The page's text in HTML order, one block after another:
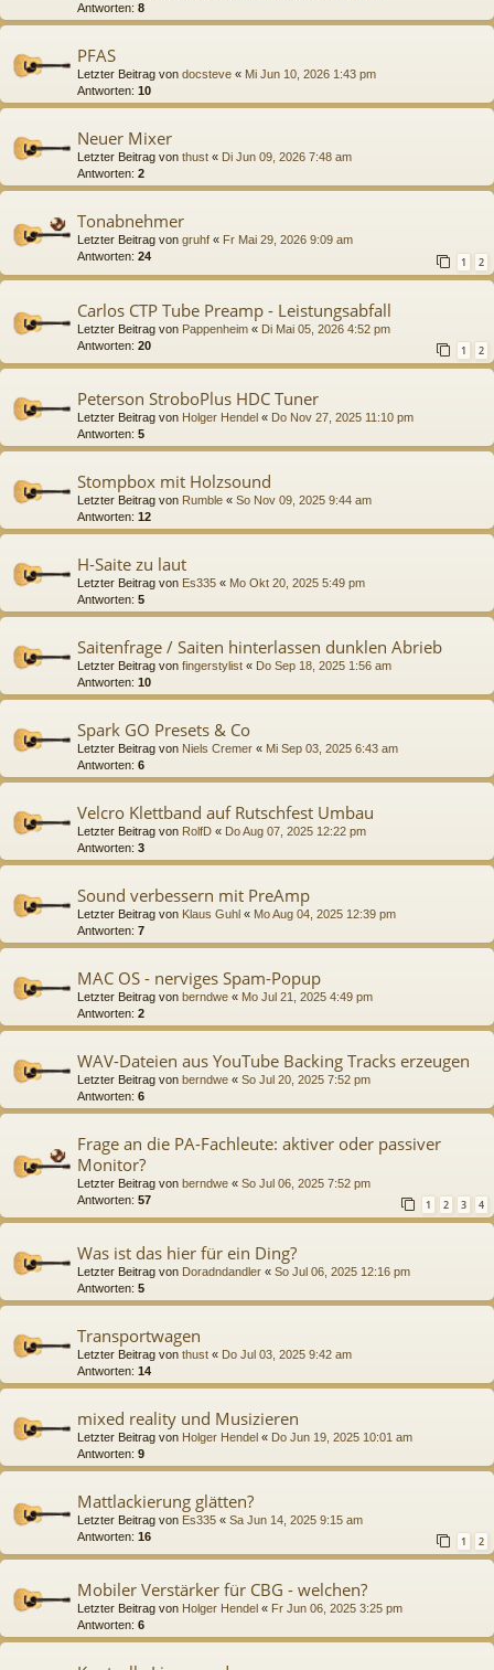
Antworten: 8
PFAS
Letzter Beitrag von docsteve « Mi Jun 10, 2026 1:43 pm
Antworten: 10
Neuer Mixer
Letzter Beitrag von thust « Di Jun 09, 2026 7:48 am
Antworten: 2
Tonabnehmer
Letzter Beitrag von gruhf « Fr Mai 29, 2026 9:09 am
Antworten: 24 1 2
Carlos CTP Tube Preamp - Leistungsabfall
Letzter Beitrag von Pappenheim « Di Mai 05, 2026 4:52 pm
Antworten: 20 1 2
Peterson StroboPlus HDC Tuner
Letzter Beitrag von Holger Hendel « Do Nov 27, 2025 11:10 pm
Antworten: 5
Stompbox mit Holzsound
Letzter Beitrag von Rumble « So Nov 09, 2025 9:44 am
Antworten: 12
H-Saite zu laut
Letzter Beitrag von Es335 « Mo Okt 20, 2025 5:49 pm
Antworten: 5
Saitenfrage / Saiten hinterlassen dunklen Abrieb
Letzter Beitrag von fingerstylist « Do Sep 18, 2025 1:56 am
Antworten: 10
Spark GO Presets & Co
Letzter Beitrag von Niels Cremer « Mi Sep 03, 2025 6:43 am
Antworten: 6
Velcro Klettband auf Rutschfest Umbau
Letzter Beitrag von RolfD « Do Aug 07, 2025 12:22 pm
Antworten: 3
Sound verbessern mit PreAmp
Letzter Beitrag von Klaus Guhl « Mo Aug 04, 2025 12:39 pm
Antworten: 7
MAC OS - nerviges Spam-Popup
Letzter Beitrag von berndwe « Mo Jul 21, 2025 4:49 pm
Antworten: 2
WAV-Dateien aus YouTube Backing Tracks erzeugen
Letzter Beitrag von berndwe « So Jul 20, 2025 7:52 pm
Antworten: 6
Frage an die PA-Fachleute: aktiver oder passiver
Monitor?
Letzter Beitrag von berndwe « So Jul 06, 2025 7:52 pm
Antworten: 57 1 2 3 4
Was ist das hier für ein Ding?
Letzter Beitrag von Doradndandler « So Jul 06, 2025 12:16 pm
Antworten: 5
Transportwagen
Letzter Beitrag von thust « Do Jul 03, 2025 9:42 am
Antworten: 14
mixed reality und Musizieren
Letzter Beitrag von Holger Hendel « Do Jun 19, 2025 10:01 am
Antworten: 9
Mattlackierung glätten?
Letzter Beitrag von Es335 « Sa Jun 14, 2025 9:15 am
Antworten: 16 1 2
Mobiler Verstärker für CBG - welchen?
Letzter Beitrag von Holger Hendel « Fr Jun 06, 2025 3:25 pm
Antworten: 6